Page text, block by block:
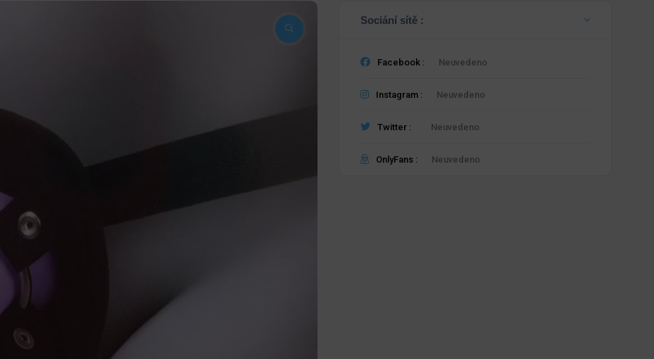
Sociání sítě :
Facebook : Neuvedeno
Instagram : Neuvedeno
Twitter : Neuvedeno
OnlyFans : Neuvedeno